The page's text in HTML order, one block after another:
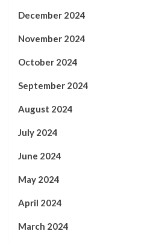
December 2024
November 2024
October 2024
September 2024
August 2024
July 2024
June 2024
May 2024
April 2024
March 2024